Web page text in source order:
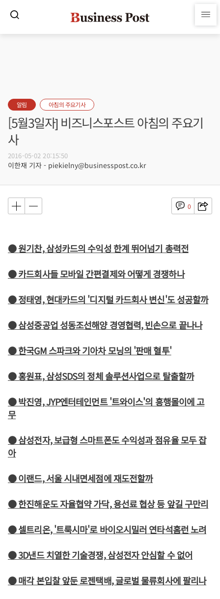
알림 아침의 주요기사
[5월3일자] 비즈니스포스트 아침의 주요기
사
2016-05-02 20:15:50
이한재 기자 - piekielny@businesspost.co.kr
0
● 원기찬, 삼성카드의 수익성 한계 뛰어넘기 총력전
● 카드회사들 모바일 간편결제와 어떻게 경쟁하나
● 정태영, 현대카드의 '디지털 카드회사 변신'도 성공할까
● 삼성중공업 성동조선해양 경영협력, 빈손으로 끝나나
● 한국GM 스파크와 기아차 모닝의 '판매 혈투'
● 홍원표, 삼성SDS의 정체 솔루션사업으로 탈출할까
● 박진영, JYP엔터테인먼트 '트와이스'의 흥행몰이에 고
무
● 삼성전자, 보급형 스마트폰도 수익성과 점유율 모두 잡
아
● 이랜드, 서울 시내면세점에 재도전할까
● 한진해운도 자율협약 가닥, 용선료 협상 등 앞길 구만리
● 셀트리온, '트룩시마'로 바이오시밀러 연타석홈런 노려
● 3D낸드 치열한 기술경쟁, 삼성전자 안심할 수 없어
● 매각 본입찰 앞둔 로젠택배, 글로벌 물류회사에 팔리나